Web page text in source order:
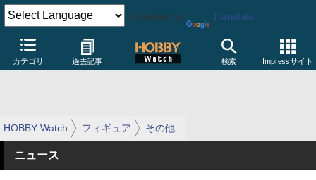
Powered by Translate
カテゴリ 過去記事 検索 Impressサイト
HOBBY Watch フィギュア その他
ニュース